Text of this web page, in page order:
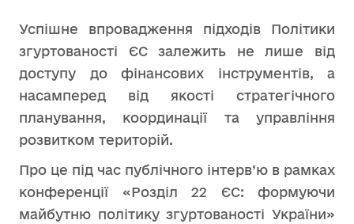
Успішне впровадження підходів Політики
згуртованості ЄС залежить не лише від
доступу до фінансових інструментів, а
насамперед від якості стратегічного
планування, координації та управління
розвитком територій.
Про це під час публічного інтерв’ю в рамках
конференції «Розділ 22 ЄС: формуючи
майбутню політику згуртованості України»